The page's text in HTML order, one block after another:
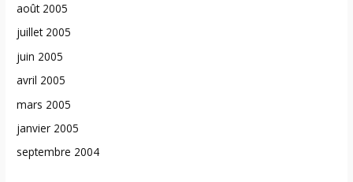
août 2005
juillet 2005
juin 2005
avril 2005
mars 2005
janvier 2005
septembre 2004